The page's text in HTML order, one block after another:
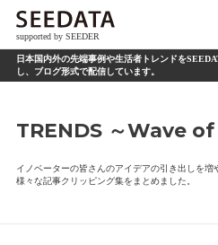
supported by SEEDER
日本国内外の先端事例や生活者トレンドを
し、ブログ形式で配信しています。
TRENDS ～Wave
イノベーターの皆さんのアイデアの引き出しを増
様々な記事クリッピング集をまとめました。